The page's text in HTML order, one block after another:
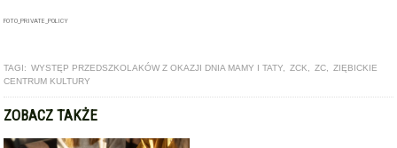
FOTO_PRIVATE_POLICY
TAGI: WYSTĘP PRZEDSZKOLAKÓW Z OKAZJI DNIA MAMY I TATY ZCK ZC
ZIĘBICKIE
CENTRUM KULTURY
ZOBACZ TAKŻE